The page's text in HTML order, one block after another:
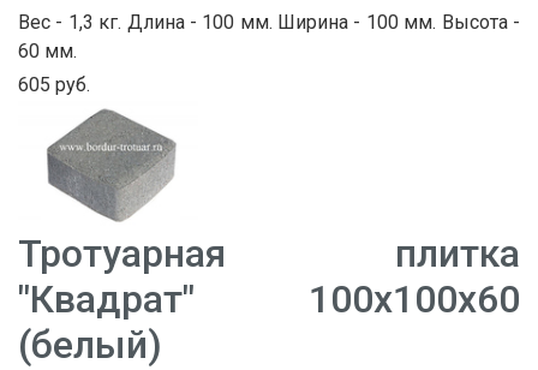
Вес - 1,3 кг. Длина - 100 мм. Ширина - 100 мм. Высота -
60 мм.
605 руб.
Тротуарная плитка
"Квадрат" 100х100х60
(белый)